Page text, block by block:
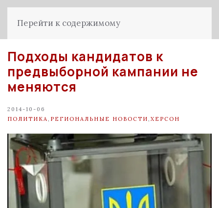
Перейти к содержимому
Подходы кандидатов к
предвыборной кампании не
меняются
2014-10-06
ПОЛИТИКА
РЕГИОНАЛЬНЫЕ НОВОСТИ ХЕРСОН